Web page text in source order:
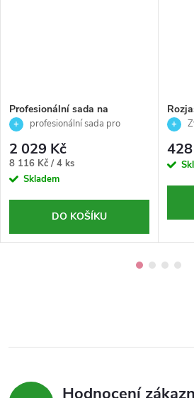
Profesionální sada na
laminaci obočí-Thuya
profesionální sada pro
fixaci ✨
2 029 Kč
Měrná
cena:
8 116 Kč / 4 ks
Skladem
DO KOŠÍKU